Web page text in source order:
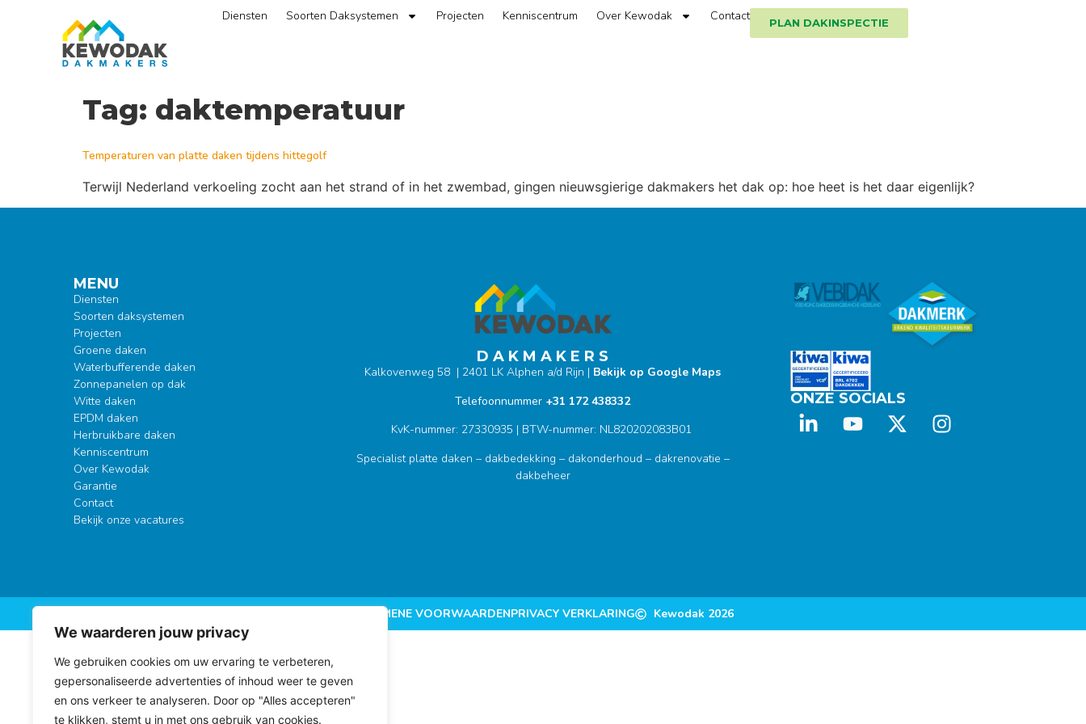
We waarderen jouw privacy
We gebruiken cookies om uw ervaring te verbeteren,
gepersonaliseerde advertenties of inhoud weer te geven
en ons verkeer te analyseren. Door op "Alles accepteren"
te klikken, stemt u in met ons gebruik van cookies.
Diensten Soorten Daksystemen Projecten Kenniscentrum Over Kewodak Contact PLAN DAKINSPECTIE
Tag: daktemperatuur
Temperaturen van platte daken tijdens hittegolf
Terwijl Nederland verkoeling zocht aan het strand of in het zwembad, gingen nieuwsgierige dakmakers het dak op: hoe heet is het daar eigenlijk?
MENU
Diensten
Soorten daksystemen
Projecten
Groene daken
Waterbufferende daken
Zonnepanelen op dak
Witte daken
EPDM daken
Herbruikbare daken
Kenniscentrum
Over Kewodak
Garantie
Contact
Bekijk onze vacatures
D A K M A K E R S
Kalkovenweg 58 | 2401 LK Alphen a/d Rijn | Bekijk op Google Maps
Telefoonnummer +31 172 438332
KvK-nummer: 27330935 | BTW-nummer: NL820202083B01
Specialist platte daken – dakbedekking – dakonderhoud – dakrenovatie –
dakbeheer
ONZE SOCIALS
ALGEMENE VOORWAARDENPRIVACY VERKLARING Kewodak 2026